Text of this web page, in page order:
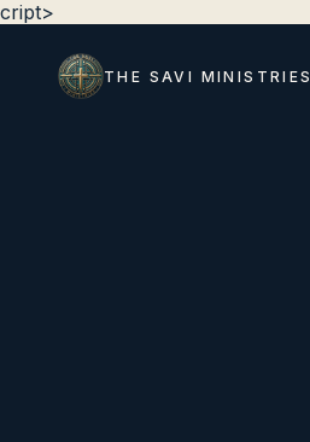
cript>
THE SAVI MINISTRIES